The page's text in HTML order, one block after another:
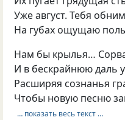
Уже август. Тебя
На губах ощущаю
Нам бы крылья…
И в бескрайнюю даль
Расширяя сознанья
Чтобы новую песню
… показать весь текст …